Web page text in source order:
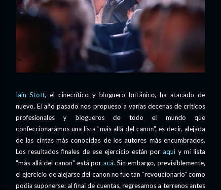
Iain Stott, el cinecrítico y bloguero británico, ha atacado de
nuevo. El año pasado nos propueso a varias decenas de críticos
profesionales y blogueros de todo el mundo que
confeccionarámos una lista "más allá del canon", es decir, alejada
de las cintas más conocidas de los autores más encumbrados.
Los resultados finales de ese ejercicio están poraquí y mi lista
"más allá del canon" está poracá. Sin embargo, previsiblemente,
el ejercicio de alejarse del canon no fue tan "revoucionario" como
podía suponerse: al final de cuentas, regresamos a terrenos antes